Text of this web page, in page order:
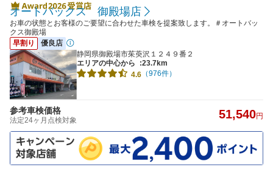
オートバックス 御殿場店
お車の状態とお客様のご要望に合わせた車検を提案致します。＃オートバッ
クス御殿場
早割り
優良店
静岡県御殿場市茱萸沢１２４９番２
エリアの中心から
:23.7km
4.6 （976件）
参考車検価格
法定24ヶ月点検対象 51,540円